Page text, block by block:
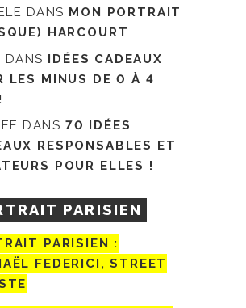
DANS MON PORTRAIT
HARCOURT
DANS IDÉES CADEAUX
LES MINUS DE 0 À 4
DANS 70 IDÉES
RESPONSABLES ET
POUR ELLES !
PARISIEN
PARISIEN :
FEDERICI, STREET